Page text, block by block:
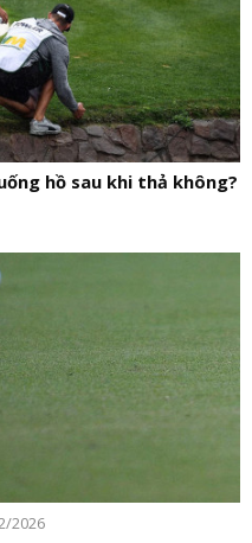
hồ sau khi thả không?
2026